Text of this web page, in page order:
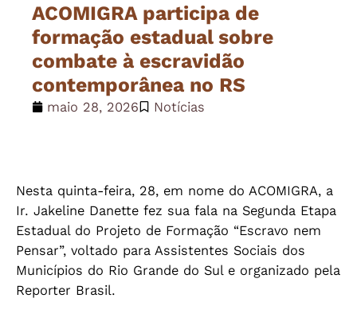
ACOMIGRA participa de
formação estadual sobre
combate à escravidão
contemporânea no RS
maio 28, 2026 Notícias
Nesta quinta-feira, 28, em nome do ACOMIGRA, a
Ir. Jakeline Danette fez sua fala na Segunda Etapa
Estadual do Projeto de Formação “Escravo nem
Pensar”, voltado para Assistentes Sociais dos
Municípios do Rio Grande do Sul e organizado pela
Reporter Brasil.